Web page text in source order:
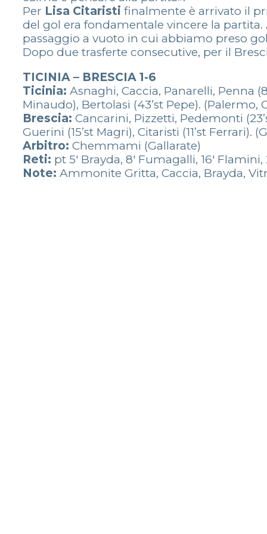
Per Lisa Citaristi finalmente è arrivato il
del gol era fondamentale vincere la
passaggio a vuoto in cui abbiamo preso
Dopo due trasferte consecutive, per il
TICINIA – BRESCIA 1-6
Ticinia: Asnaghi, Caccia, Panarelli, Penna
Minaudo), Bertolasi (43’st Pepe). (Palermo,
Brescia: Cancarini, Pizzetti, Pedemonti
Guerini (15’st Magri), Citaristi (11’st
Arbitro: Chemmami (Gallarate)
Reti: pt 5′ Brayda, 8′ Fumagalli, 16′
Note: Ammonite Gritta, Caccia, Brayda,